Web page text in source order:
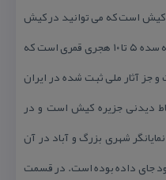
كیش است كه می توانید در كیش
به آنجا بروید. شهر حریره كیش مربوط به سده ۵ تا ۱۰ هجری قمری است كه
جز آثار ملی ثبت شده در ایران
دیدنی جزیره كیش است و در
شهری بزرگ و آباد در آن
جای داده بوده است. در قسمت